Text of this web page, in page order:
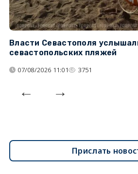
Власти Севастополя
севастопольских пляжей
07/08/2026 11:01 3751
Прислать